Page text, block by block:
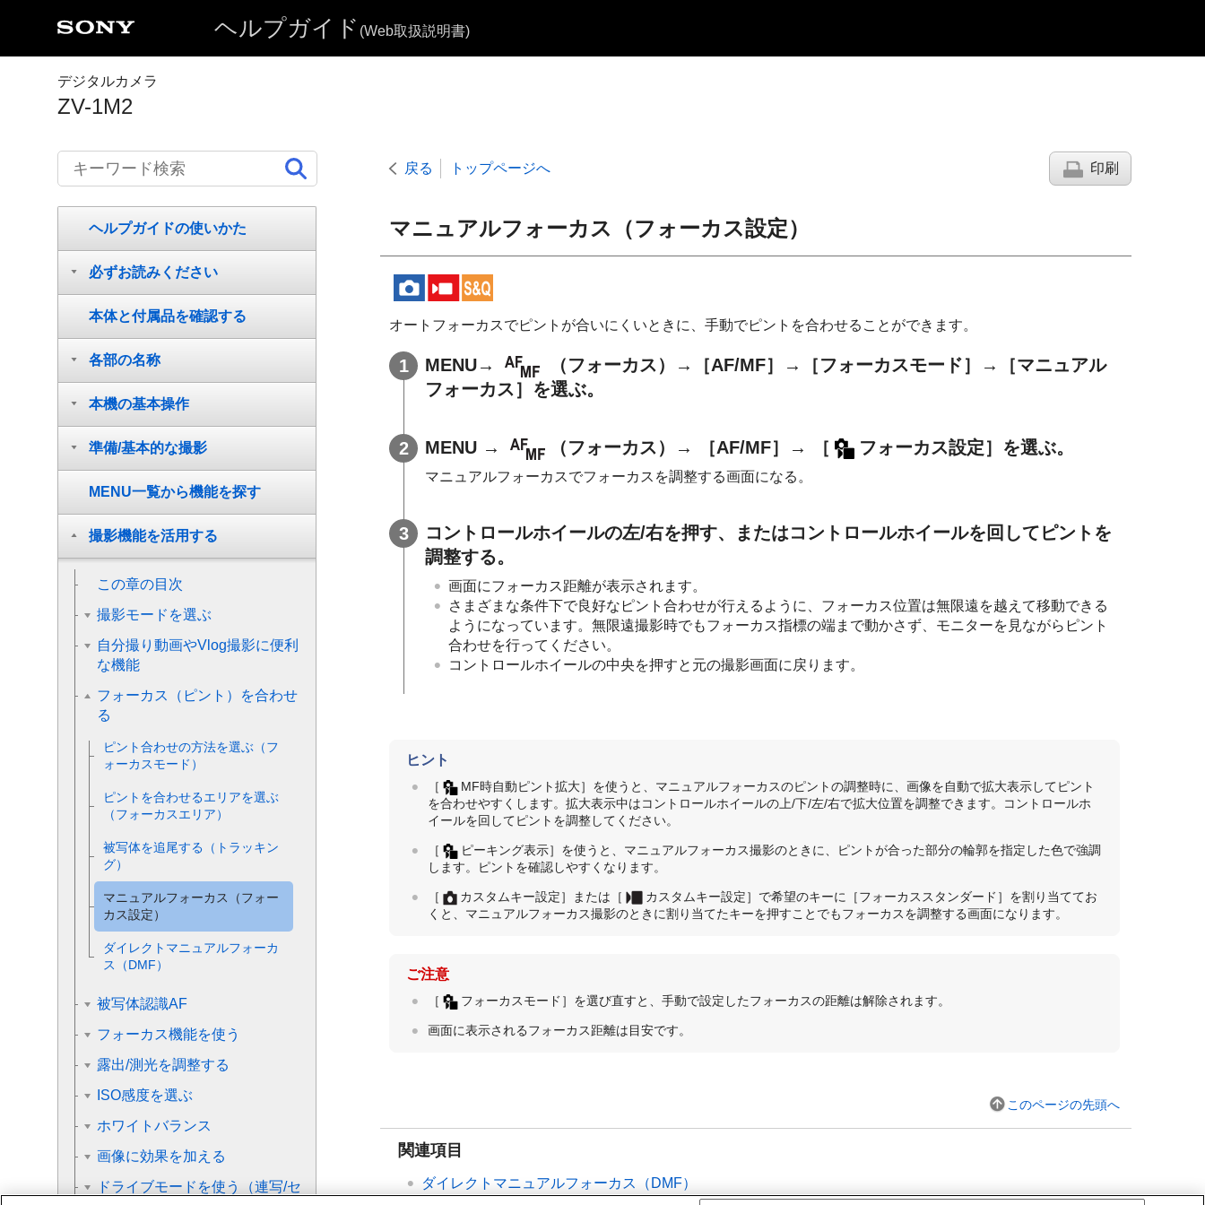
ヘルプガイド (Web取扱説明書)
デジタルカメラ
ZV-1M2
戻る トップページへ 印刷
マニュアルフォーカス（フォーカス設定）
オートフォーカスでピントが合いにくいときに、手動でピントを合わせることができます。
MENU→ （フォーカス ）→ ［AF/MF］ → ［フォーカスモード］ →
［マニュアル
フォーカス］ を選ぶ。
MENU → （フォーカス ）→ ［AF/MF］ → ［ フォーカス設定］ を選ぶ。
マニュアルフォーカスでフォーカスを調整する画面になる。
コントロールホイールの左/右を押す、またはコントロールホイールを回してピントを
調整する。
画面にフォーカス距離が表示されます。
さまざまな条件下で良好なピント合わせが行えるように、フォーカス位置は無限遠を越えて移動できる
ようになっています。無限遠撮影時でもフォーカス指標の端まで動かさず、モニターを見ながらピント
合わせを行ってください。
コントロールホイールの中央を押すと元の撮影画面に戻ります。
ヒント
［ MF時自動ピント拡大］ を使うと、マニュアルフォーカスのピントの調整時に、画像を自動で拡大表示してピント
を合わせやすくします。拡大表示中はコントロールホイールの上/下/左/右で拡大位置を調整できます。コントロールホ
イールを回してピントを調整してください。
［ ピーキング表示］ を使うと、マニュアルフォーカス撮影のときに、ピントが合った部分の輪郭を指定した色で強調
します。ピントを確認しやすくなります。
［ カスタムキー設定］ または ［ カスタムキー設定］ で希望のキーに ［フォーカススタンダード］ を割り当ててお
くと、マニュアルフォーカス撮影のときに割り当てたキーを押すことでもフォーカスを調整する画面になります。
ご注意
［ フォーカスモード］ を選び直すと、手動で設定したフォーカスの距離は解除されます。
画面に表示されるフォーカス距離は目安です。
このページの先頭へ
関連項目
ダイレクトマニュアルフォーカス（ DMF）
ヘルプガイドの使いかた
必ずお読みください
本体と付属品を確認する
各部の名称
本機の基本操作
準備/基本的な撮影
MENU一覧から機能を探す
撮影機能を活用する
この章の目次
撮影モードを選ぶ
自分撮り動画やVlog撮影に便利
な機能
フォーカス（ピント）を合わせ
る
ピント合わせの方法を選ぶ（フ
ォーカスモード ）
ピントを合わせるエリアを選ぶ
（フォーカスエリア）
被写体を追尾する（トラッキン
グ）
マニュアルフォーカス（フォー
カス設定）
ダイレクトマニュアルフォーカ
ス（DMF）
被写体認識AF
フォーカス機能を使う
露出/測光を調整する
ISO感度を選ぶ
ホワイトバランス
画像に効果を加える
ドライブモードを使う（連写/セ